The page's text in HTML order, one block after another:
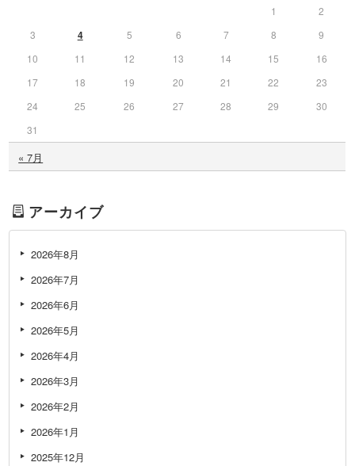
« 7月
1
2
3
4 5 6 7 8
9
10
11 12 13 14 15
16
17
18 19 20 21 22
23
24
25 26 27 28 29
30
31
アーカイブ
2026年8月
2026年7月
2026年6月
2026年5月
2026年4月
2026年3月
2026年2月
2026年1月
2025年12月